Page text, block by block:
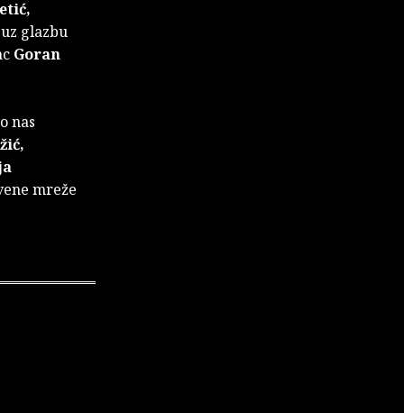
uz glazbu
Goran
nas
mreže